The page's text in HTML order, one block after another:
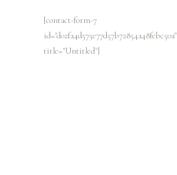
[contact-form-7
id="d02fa4d575e77d57b72854a48febc50a"
title="Untitled"]